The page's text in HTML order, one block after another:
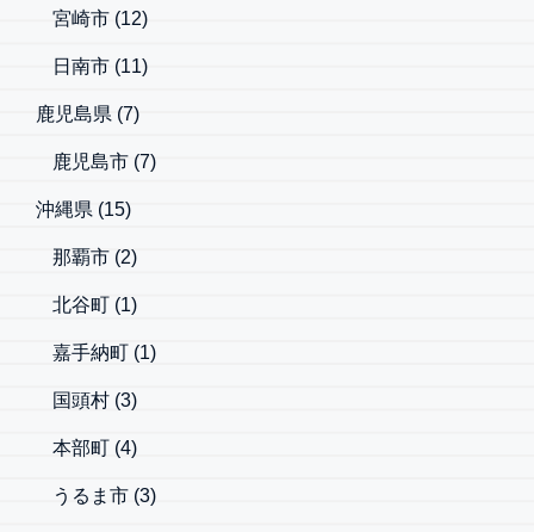
宮崎市 (12)
日南市 (11)
鹿児島県 (7)
鹿児島市 (7)
沖縄県 (15)
那覇市 (2)
北谷町 (1)
嘉手納町 (1)
国頭村 (3)
本部町 (4)
うるま市 (3)